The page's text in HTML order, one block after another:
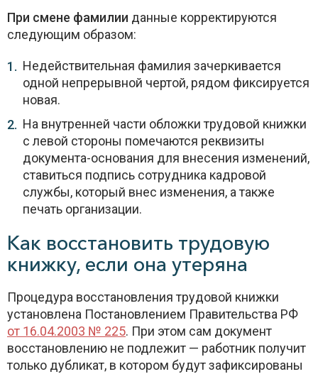
При смене фамилии данные корректируются
следующим образом:
Недействительная фамилия зачеркивается
одной непрерывной чертой, рядом фиксируется
новая.
На внутренней части обложки трудовой книжки
с левой стороны помечаются реквизиты
документа-основания для внесения изменений,
ставиться подпись сотрудника кадровой
службы, который внес изменения, а также
печать организации.
Как восстановить трудовую
книжку, если она утеряна
Процедура восстановления трудовой книжки
установлена Постановлением Правительства РФ
от 16.04.2003 № 225. При этом сам документ
восстановлению не подлежит — работник получит
только дубликат, в котором будут зафиксированы